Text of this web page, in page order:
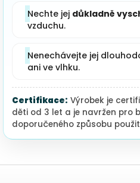
Nechte jej důkladně
vzduchu.
Nenechávejte jej
ani ve vlhku.
Certifikace: Výrobek je
děti od 3 let a je navržen pro
doporučeného způsobu